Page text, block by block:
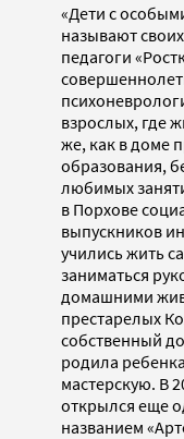
«Дети с
называют
педагоги
взрослых, где
же, как в доме
образования,
любимых
в Порхове
выпускников
учились жить
заниматься
домашними
престарелых
собственный
родила
мастерскую. В
открылся еще
названием